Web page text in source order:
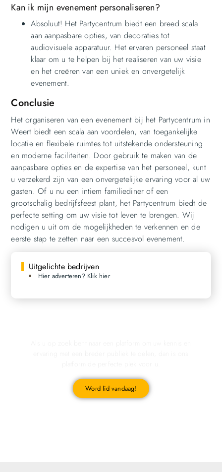
Kan ik mijn evenement personaliseren?
Absoluut! Het Partycentrum biedt een breed scala
aan aanpasbare opties, van decoraties tot
audiovisuele apparatuur. Het ervaren personeel staat
klaar om u te helpen bij het realiseren van uw visie
en het creëren van een uniek en onvergetelijk
evenement.
Conclusie
Het organiseren van een evenement bij het Partycentrum in
Weert biedt een scala aan voordelen, van toegankelijke
locatie en flexibele ruimtes tot uitstekende ondersteuning
en moderne faciliteiten. Door gebruik te maken van de
aanpasbare opties en de expertise van het personeel, kunt
u verzekerd zijn van een onvergetelijke ervaring voor al uw
gasten. Of u nu een intiem familiediner of een
grootschalig bedrijfsfeest plant, het Partycentrum biedt de
perfecte setting om uw visie tot leven te brengen. Wij
nodigen u uit om de mogelijkheden te verkennen en de
eerste stap te zetten naar een succesvol evenement.
Uitgelichte bedrijven
Hier adverteren? Klik hier
Word lid vandaag!